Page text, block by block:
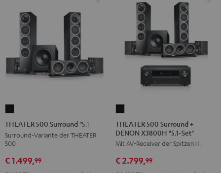
500
Surround
"5.1-
Set"
THEATER 500 Surround "5.1-Set"
Surround-Variante der THEATER
500
€ 1.499,99
500
Surround
+
DENON
THEATER 500 Surround +
DENON X3800H "5.1-Set"
Mit AV-Receiver der Spitzenklasse
€ 2.799,99